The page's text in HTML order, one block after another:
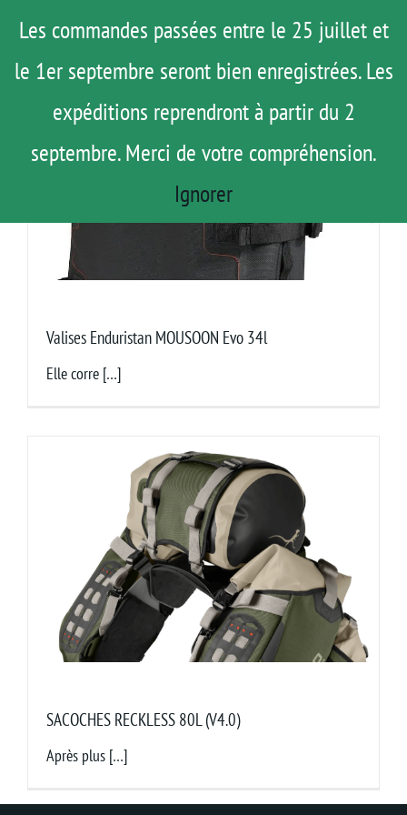
Les commandes passées entre le 25 juillet et
le 1er septembre seront bien enregistrées. Les
expéditions reprendront à partir du 2
septembre. Merci de votre compréhension.
Ignorer
contenu
Menu
ROAD TRIP
ACTUS
TESTS
AGENDA
MATOS
Rechercher:
Valises Enduristan MOUSOON Evo 34l
Elle corre […]
SACOCHES RECKLESS 80L (V4.0)
Après plus […]